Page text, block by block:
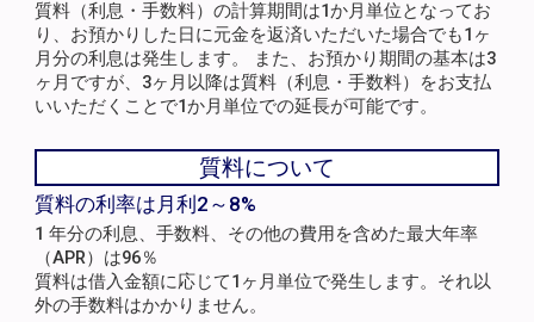
質料（利息・手数料）の計算期間は1か月単位となってお
り、お預かりした日に元金を返済いただいた場合でも1ヶ
月分の利息は発生します。 また、お預かり期間の基本は3
ヶ月ですが、3ヶ月以降は質料（利息・手数料）をお支払
いいただくことで1か月単位での延長が可能です。
質料について
質料の利率は月利2～8%
1 年分の利息、手数料、その他の費用を含めた最大年率
（APR）は96％
質料は借入金額に応じて1ヶ月単位で発生します。それ以
外の手数料はかかりません。